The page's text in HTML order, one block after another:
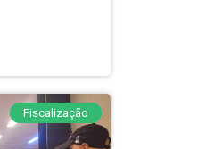
Fiscalização